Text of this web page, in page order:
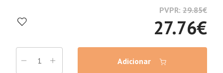
PVPR: 29.85€
27.76€
Adicionar